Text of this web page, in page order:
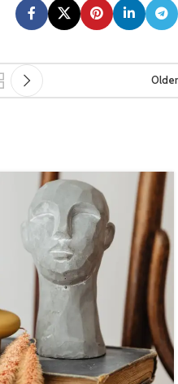
Older